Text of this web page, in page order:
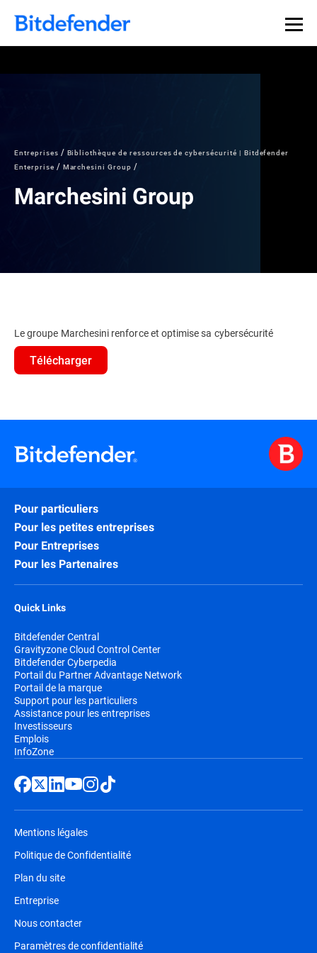
Entreprises
Bibliothèque de ressources de cybersécurité | Bitdefender
Enterprise
Marchesini Group
Marchesini Group
Le groupe Marchesini renforce et optimise sa cybersécurité
Télécharger
Pour particuliers
Pour les petites entreprises
Pour Entreprises
Pour les Partenaires
Quick Links
Bitdefender Central
Gravityzone Cloud Control Center
Bitdefender Cyberpedia
Portail du Partner Advantage Network
Portail de la marque
Support pour les particuliers
Assistance pour les entreprises
Investisseurs
Emplois
InfoZone
Mentions légales
Politique de Confidentialité
Plan du site
Entreprise
Nous contacter
Paramètres de confidentialité